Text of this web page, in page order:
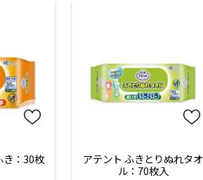
き：30枚
アテント ふきとりぬれタオ
ル：70枚入